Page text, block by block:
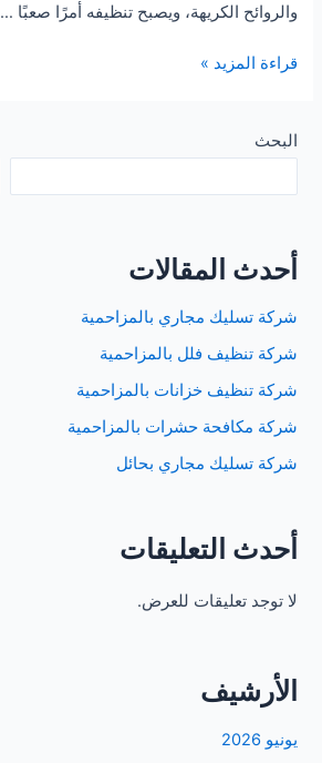
والروائح الكريهة، ويصبح تنظيفه أمرًا صعبًا …
شركة
بالرياض
قراءة المزيد »
البحث
أحدث المقالات
شركة تسليك مجاري بالمزاحمية
شركة تنظيف فلل بالمزاحمية
شركة تنظيف خزانات بالمزاحمية
شركة مكافحة حشرات بالمزاحمية
شركة تسليك مجاري بحائل
أحدث التعليقات
لا توجد تعليقات للعرض.
الأرشيف
يونيو 2026